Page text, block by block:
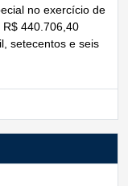
no exercício de
440.706,40
setecentos e seis